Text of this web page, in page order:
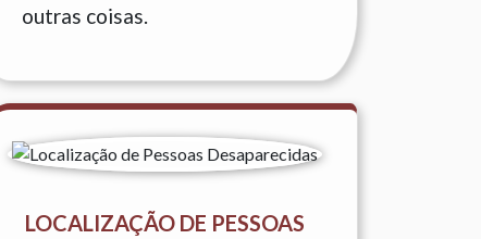
outras coisas.
LOCALIZAÇÃO DE PESSOAS